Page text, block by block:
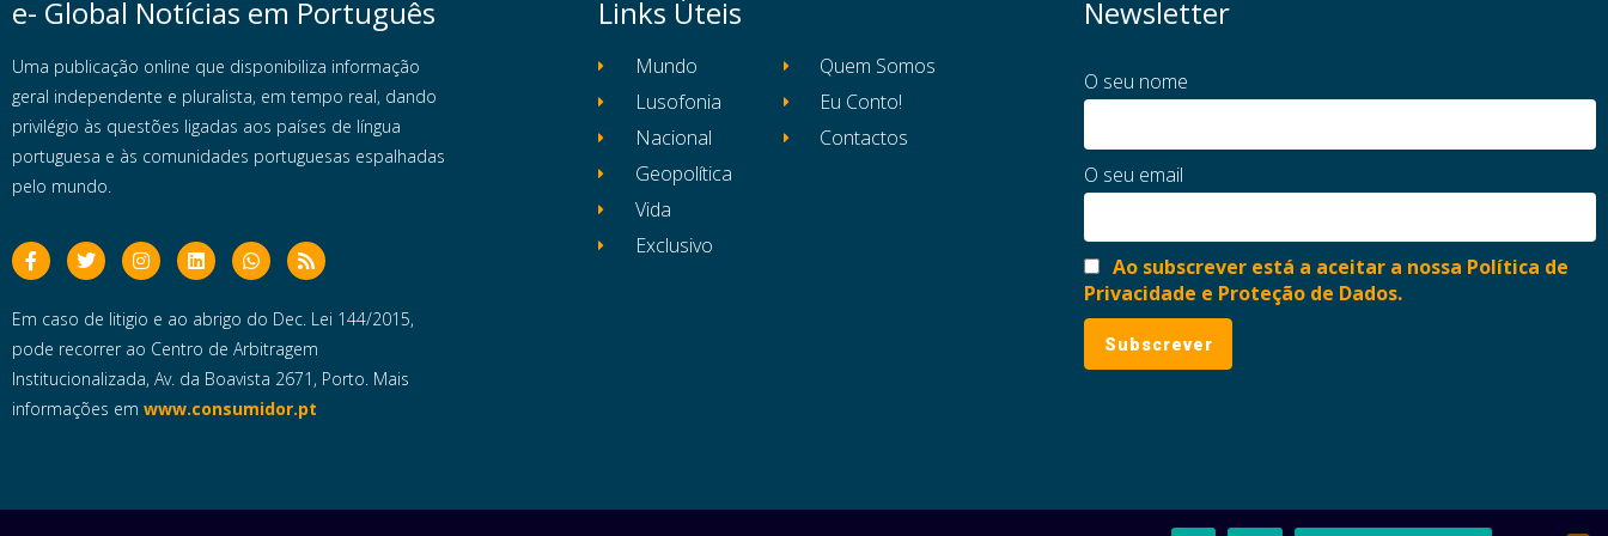
e- Global Notícias em Português
Uma publicação online que disponibiliza informação
geral independente e pluralista, em tempo real, dando
privilégio às questões ligadas aos países de língua
portuguesa e às comunidades portuguesas espalhadas
pelo mundo.
Em caso de litigio e ao abrigo do Dec. Lei 144/2015,
pode recorrer ao Centro de Arbitragem
Institucionalizada, Av. da Boavista 2671, Porto. Mais
informações em www.consumidor.pt
Links Úteis
Mundo
Lusofonia
Nacional
Geopolítica
Vida
Exclusivo
Quem Somos
Eu Conto!
Contactos
Newsletter
O seu nome
O seu email
Ao subscrever está a aceitar a nossa Política de
Privacidade e Proteção de Dados.